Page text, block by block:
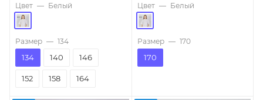
Цвет — Белый
Размер — 134
134 140 146
152 158 164
Цвет — Белый
Размер — 170
170